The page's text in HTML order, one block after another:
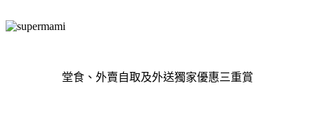
堂食、外賣自取及外送獨家優惠三重賞